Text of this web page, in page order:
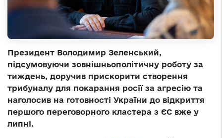
Президент Володимир Зеленський,
підсумовуючи зовнішньополітичну роботу за
тиждень, доручив прискорити створення
трибуналу для покарання росії за агресію та
наголосив на готовності України до відкриття
першого переговорного кластера з ЄС вже у
липні.